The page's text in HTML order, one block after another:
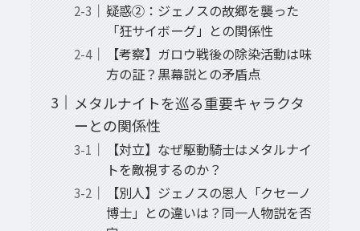
疑惑②：ジェノスの故郷を襲った
「狂サイボーグ」との関係性
【考察】ガロウ戦後の除染活動は味
方の証？黒幕説との矛盾点
メタルナイトを巡る重要キャラクタ
ーとの関係性
【対立】なぜ駆動騎士はメタルナイ
トを敵視するのか？
【別人】ジェノスの恩人「クセーノ
博士」との違いは？同一人物説を否